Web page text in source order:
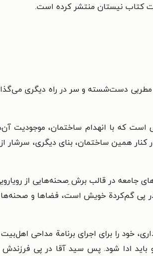
کتاب نیستان منتشر کرده است.
دست‌شسته و سر در راه دیگری
با انهدام ساختمان، موجودیت
همین ساختمان، بنای دیگری، سرشار
در قالب برش ِصحنه‌هایی از رویارویی
پی گم‌کردة خویش است، فضاها و صحنه‌ها
خود را برای اجرای برنامة مداحی
باید ادا شود. پس سید آقا در پی